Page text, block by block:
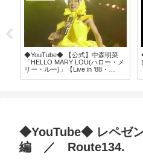
◆YouTube◆ 【公式】中森明菜
「HELLO MARY LOU(ハロー・メ
リー・ルー)」【Live in ’88・
◆YouTube◆ レペゼ
編 ／ Route134.